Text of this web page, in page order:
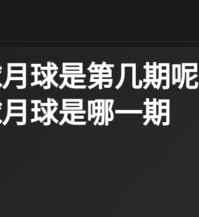
球是第几期呢
球是哪一期